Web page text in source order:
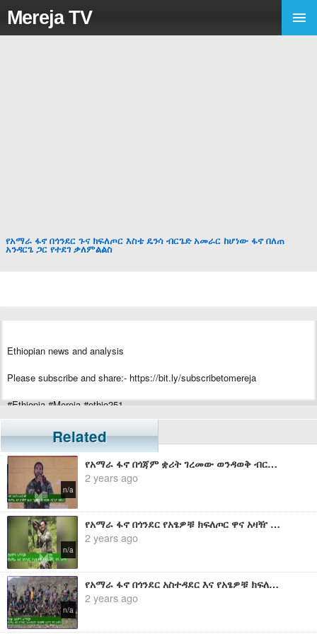
Mereja TV
የአማራ ፋኖ በጎንደር ጉና ክፍለጦር እስቴ ዴንሳ ብርጌድ አመራር ከሆነው ፋኖ በለጠ
አንዳርጌ ጋር የተደገ ቃለምልልስ
Ethiopian news and analysis
Please subscribe and share:- https://bit.ly/subscribetomereja
#Ethiopia #Mereja #ethio251
Related
n/a
የአማራ ፋኖ በጎጃም ቋሪት ገረመው ወንዳወቅ ብርጌድ አመራር ከሆነው ፋኖ በለጠ አብርሀም ጋር የተደረገ ቆይታ
2 years ago
n/a
የአማራ ፋኖ በጎንደር የአፄዎቹ ክፍለጦር ዋና አዛዥ ከሆነው ከአርበኛ ፋኖ ሰለሞን አጣናው ጋር የተደረገ ቆይታ
2 years ago
n/a
የአማራ ፋኖ በጎንደር አስተዳደር እና የአፄዎቹ ክፍለጦር ዋና አዛዥ ከሆነው ሻለቃ ሰለሞን አጣናው ጋር የተደረገ ቆይታ
2 years ago